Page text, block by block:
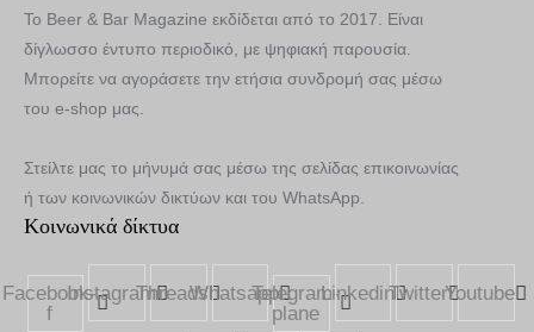
Το Beer & Bar Magazine εκδίδεται από το 2017. Είναι
δίγλωσσο έντυπο περιοδικό, με ψηφιακή παρουσία.
Μπορείτε να αγοράσετε την ετήσια συνδρομή σας μέσω
του e-shop μας.
Στείλτε μας το μήνυμά σας μέσω της σελίδας επικοινωνίας
ή των κοινωνικών δικτύων και του WhatsApp.
Κοινωνικά δίκτυα
Facebook-
f
InstagramThreadsWhatsappTelegram-
plane
LinkedinTwitterYoutube